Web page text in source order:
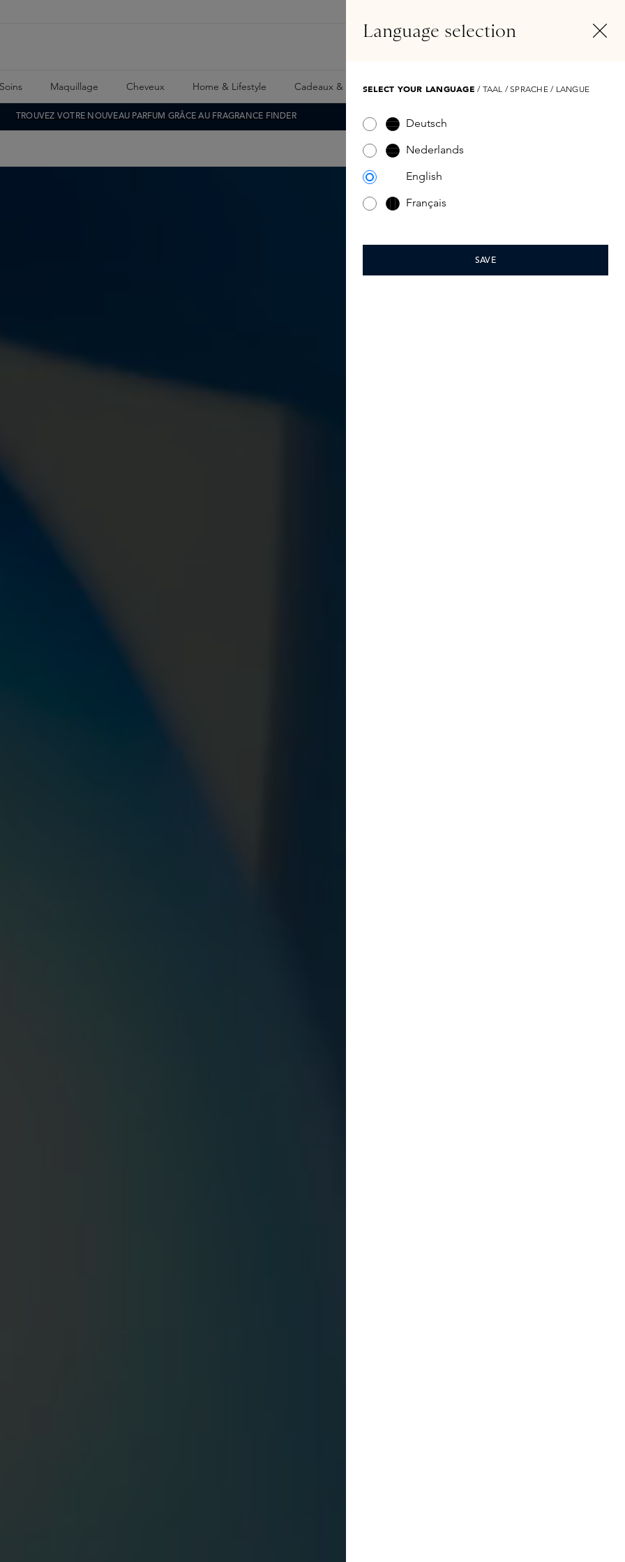
Soins Maquillage Cheveux Home & Lifestyle Cadeaux & Giftcards Samples Skins Exclusives Skins
TROUVEZ VOTRE NOUVEAU PARFUM GRÂCE AU FRAGRANCE FINDER
Language selection
SELECT YOUR LANGUAGE / TAAL / SPRACHE / LANGUE
Deutsch
Nederlands
English
Français
SAVE